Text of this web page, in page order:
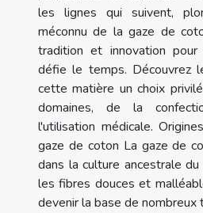
les lignes qui suivent,
méconnu de la gaze de
tradition et innovation
défie le temps. Découvrez
cette matière un choix
domaines, de la
l'utilisation médicale.
gaze de coton La gaze de
dans la culture ancestrale
les fibres douces et
devenir la base de nombreux